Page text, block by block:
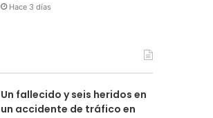
Hace 3 días
Un fallecido y seis heridos en
un accidente de tráfico en